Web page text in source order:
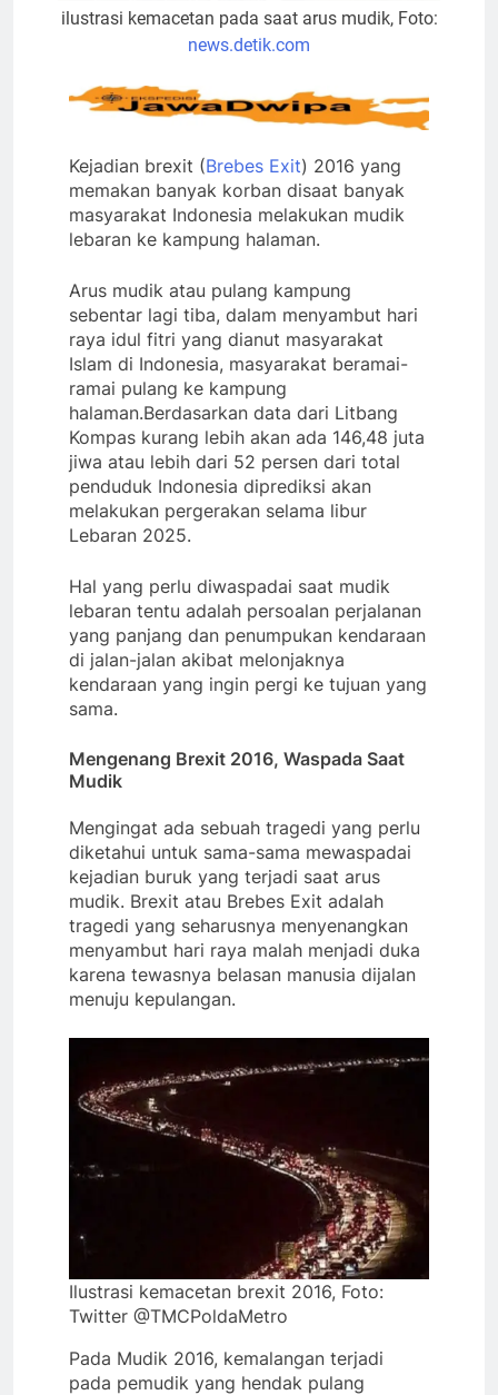
ilustrasi kemacetan pada saat arus mudik, Foto:
news.detik.com
Kejadian brexit (Brebes Exit) 2016 yang
memakan banyak korban disaat banyak
masyarakat Indonesia melakukan mudik
lebaran ke kampung halaman.
Arus mudik atau pulang kampung
sebentar lagi tiba, dalam menyambut hari
raya idul fitri yang dianut masyarakat
Islam di Indonesia, masyarakat beramai-
ramai pulang ke kampung
halaman.Berdasarkan data dari Litbang
Kompas kurang lebih akan ada 146,48 juta
jiwa atau lebih dari 52 persen dari total
penduduk Indonesia diprediksi akan
melakukan pergerakan selama libur
Lebaran 2025.
Hal yang perlu diwaspadai saat mudik
lebaran tentu adalah persoalan perjalanan
yang panjang dan penumpukan kendaraan
di jalan-jalan akibat melonjaknya
kendaraan yang ingin pergi ke tujuan yang
sama.
Mengenang Brexit 2016, Waspada Saat
Mudik
Mengingat ada sebuah tragedi yang perlu
diketahui untuk sama-sama mewaspadai
kejadian buruk yang terjadi saat arus
mudik. Brexit atau Brebes Exit adalah
tragedi yang seharusnya menyenangkan
menyambut hari raya malah menjadi duka
karena tewasnya belasan manusia dijalan
menuju kepulangan.
Ilustrasi kemacetan brexit 2016, Foto:
Twitter @TMCPoldaMetro
Pada Mudik 2016, kemalangan terjadi
pada pemudik yang hendak pulang